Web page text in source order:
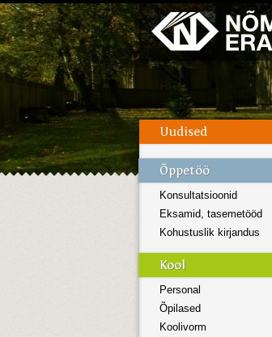
Menüü
Galerii
Konsultatsioonid
Eksamid, tasemetööd
Kohustuslik kirjandus
Personal
Õpilased
Koolivorm